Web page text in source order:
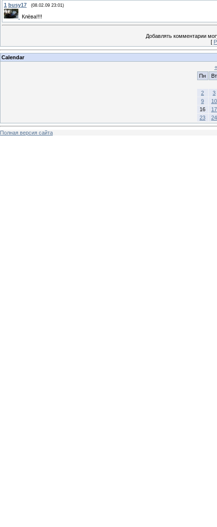
1 busy17 (08.02.09 23:01)
Клёва!!!!
Добавлять комментарии
[
Calendar
«
Пн
Вт
2
3
9
10
16
17
23
24
Полная версия сайта